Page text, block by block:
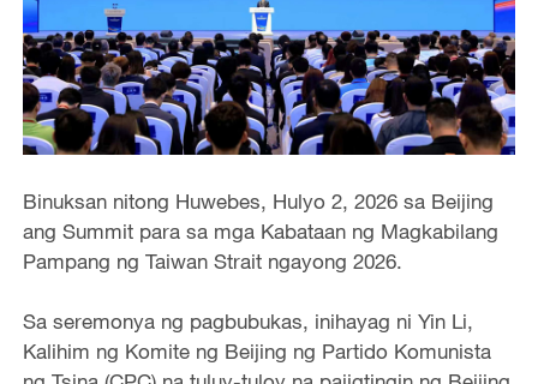
Binuksan nitong Huwebes, Hulyo 2, 2026 sa Beijing
ang Summit para sa mga Kabataan ng Magkabilang
Pampang ng Taiwan Strait ngayong 2026.
Sa seremonya ng pagbubukas, inihayag ni Yin Li,
Kalihim ng Komite ng Beijing ng Partido Komunista